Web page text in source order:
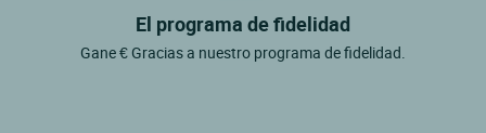
El programa de fidelidad
Gane € Gracias a nuestro programa de fidelidad.